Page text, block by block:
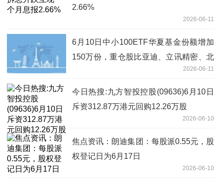
2.66%
2026-06-11
6月10日中小100ETF华夏基金份额增加
150万份，重仓股比亚迪、立讯精密、北
2026-06-11
今日热搜:九方智投控股(09636)6月10日
斥资312.87万港元回购12.26万股
2026-06-10
焦点资讯：朗迪集团：每股派0.55元，股
权登记日为6月17日
2026-06-10